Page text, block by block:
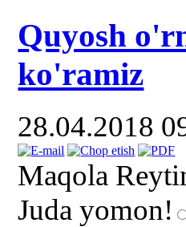
Quyosh
ko'ramiz
28.04.2018
Maqola
Juda yomon!